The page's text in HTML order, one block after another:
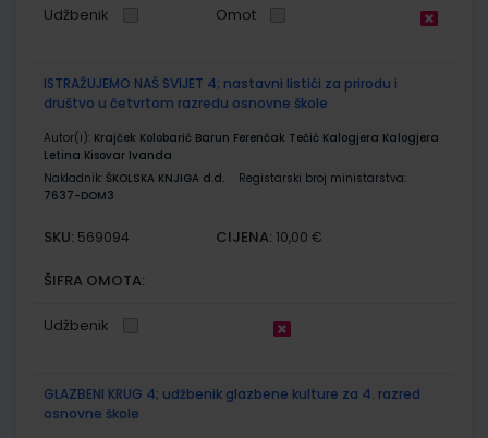
Udžbenik Omot
ISTRAŽUJEMO NAŠ SVIJET 4; nastavni listići za prirodu i
društvo u četvrtom razredu osnovne škole
Autor(i): Krajček Kolobarić Barun Ferenčak Tečić Kalogjera Kalogjera
Letina Kisovar Ivanda
Nakladnik: ŠKOLSKA KNJIGA d.d.
Registarski broj ministarstva:
7637-DOM3
SKU: 569094 CIJENA: 10,00 €
ŠIFRA OMOTA:
Udžbenik
GLAZBENI KRUG 4; udžbenik glazbene kulture za 4. razred
osnovne škole